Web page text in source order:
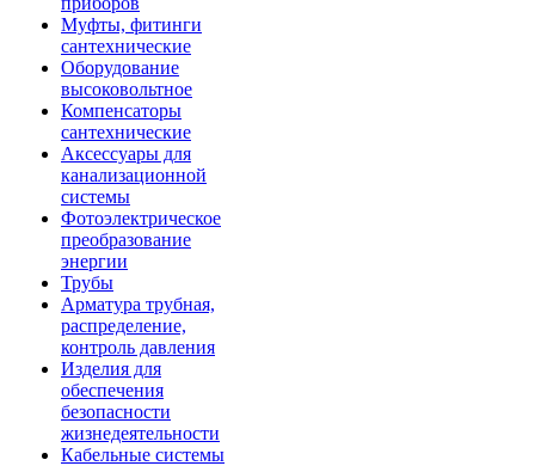
Муфты, фитинги
сантехнические
Оборудование
высоковольтное
Компенсаторы
сантехнические
Аксессуары для
канализационной
системы
Фотоэлектрическое
преобразование
энергии
Трубы
Арматура трубная,
распределение,
контроль давления
Изделия для
обеспечения
безопасности
жизнедеятельности
Кабельные системы